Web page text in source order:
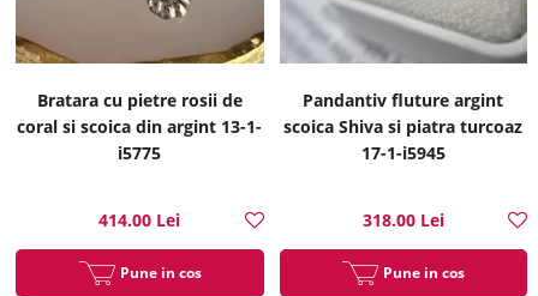
Bratara cu pietre rosii de
coral si scoica din argint 13-1-
i5775
414.00 Lei
Pune in cos
Pandantiv fluture argint
scoica Shiva si piatra turcoaz
17-1-i5945
318.00 Lei
Pune in cos